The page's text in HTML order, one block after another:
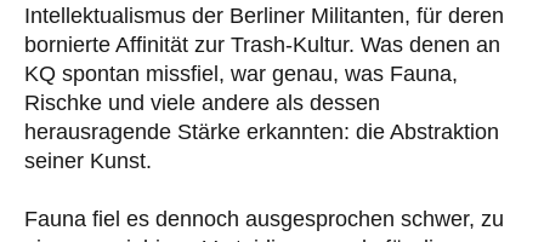
Intellektualismus der Berliner Militanten, für deren
bornierte Affinität zur Trash-Kultur. Was denen an
KQ spontan missfiel, war genau, was Fauna,
Rischke und viele andere als dessen
herausragende Stärke erkannten: die Abstraktion
seiner Kunst.
Fauna fiel es dennoch ausgesprochen schwer, zu